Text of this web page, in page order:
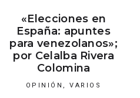
«Elecciones en
España: apuntes
para venezolanos»;
por Celalba Rivera
Colomina
OPINIÓN ,VARIOS